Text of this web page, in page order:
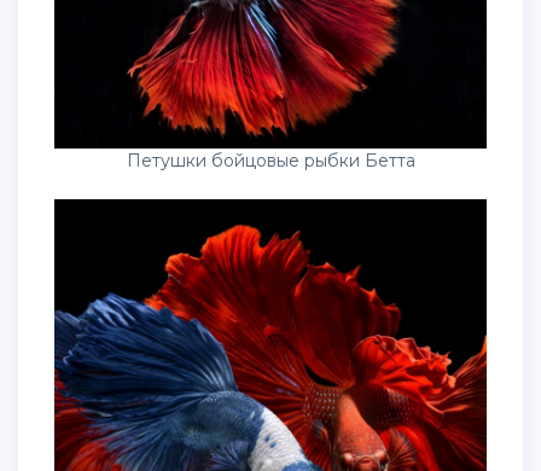
Петушки бойцовые рыбки Бетта